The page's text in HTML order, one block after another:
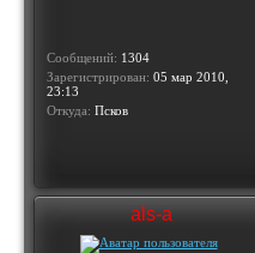
Сообщений: 1304
Зарегистрирован: 05 мар 2010,
23:13
Откуда: Псков
als-a